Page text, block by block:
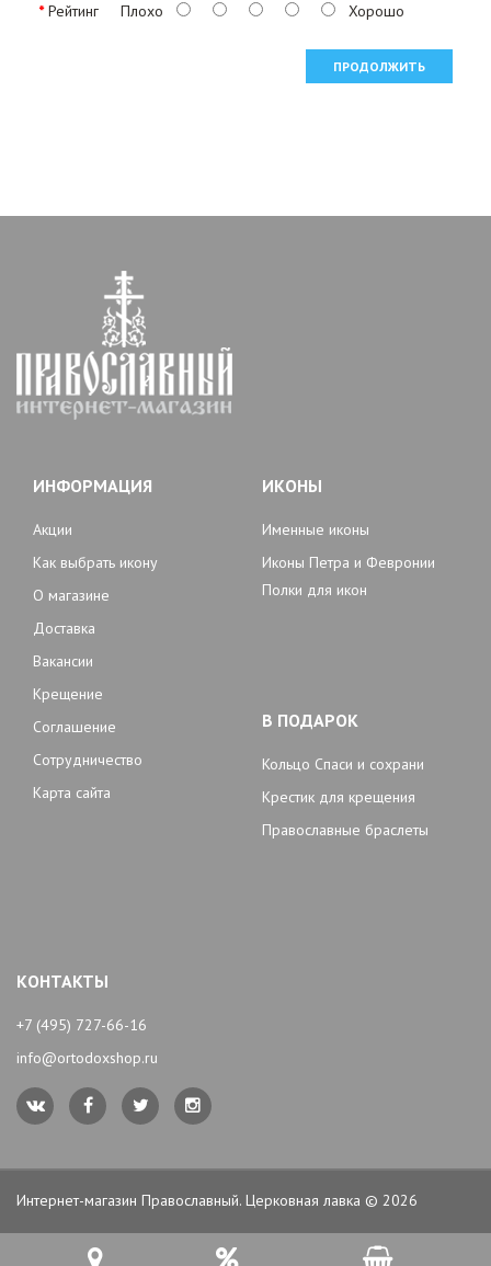
Рейтинг Плохо Хорошо
ПРОДОЛЖИТЬ
ИНФОРМАЦИЯ
Акции
Как выбрать икону
О магазине
Доставка
Вакансии
Крещение
Соглашение
Сотрудничество
Карта сайта
ИКОНЫ
Именные иконы
Иконы Петра и Февронии
Полки для икон
В ПОДАРОК
Кольцо Спаси и сохрани
Крестик для крещения
Православные браслеты
КОНТАКТЫ
+7 (495) 727-66-16
info@ortodoxshop.ru
Интернет-магазин Православный. Церковная лавка © 2026